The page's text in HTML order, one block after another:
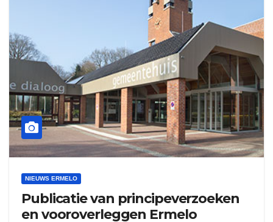
NIEUWS ERMELO
Publicatie van principeverzoeken
en vooroverleggen Ermelo